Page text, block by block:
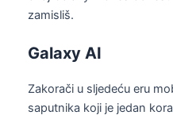
zamisliš.
Galaxy AI
Zakorači u sljedeću eru
saputnika koji je jedan